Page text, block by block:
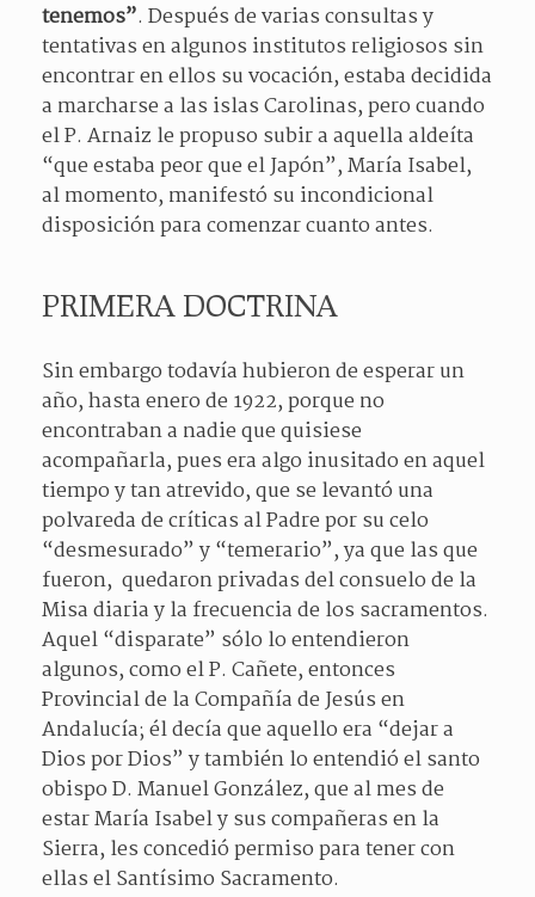
tenemos”. Después de varias consultas y
tentativas en algunos institutos religiosos sin
encontrar en ellos su vocación, estaba decidida
a marcharse a las islas Carolinas, pero cuando
el P. Arnaiz le propuso subir a aquella aldeíta
“que estaba peor que el Japón”, María Isabel,
al momento, manifestó su incondicional
disposición para comenzar cuanto antes.
PRIMERA DOCTRINA
Sin embargo todavía hubieron de esperar un
año, hasta enero de 1922, porque no
encontraban a nadie que quisiese
acompañarla, pues era algo inusitado en aquel
tiempo y tan atrevido, que se levantó una
polvareda de críticas al Padre por su celo
“desmesurado” y “temerario”, ya que las que
fueron, quedaron privadas del consuelo de la
Misa diaria y la frecuencia de los sacramentos.
Aquel “disparate” sólo lo entendieron
algunos, como el P. Cañete, entonces
Provincial de la Compañía de Jesús en
Andalucía; él decía que aquello era “dejar a
Dios por Dios” y también lo entendió el santo
obispo D. Manuel González, que al mes de
estar María Isabel y sus compañeras en la
Sierra, les concedió permiso para tener con
ellas el Santísimo Sacramento.